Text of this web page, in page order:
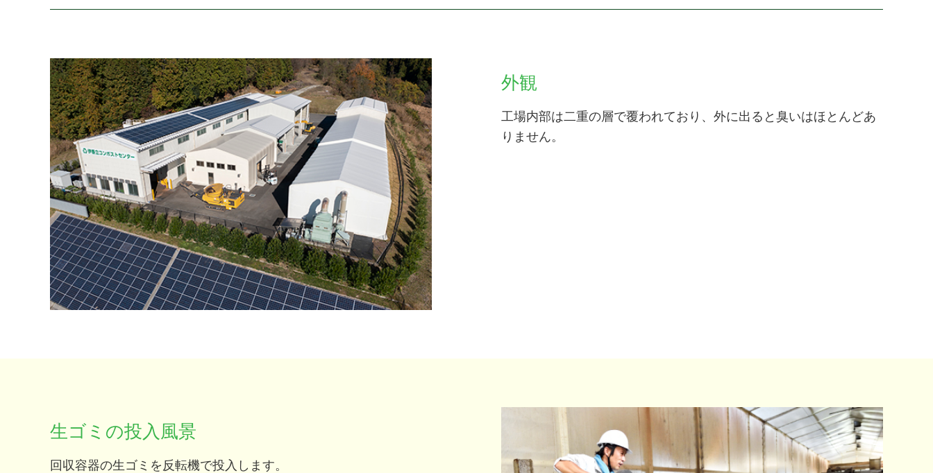
外観
工場内部は二重の層で覆われており、外に出ると臭いはほとんどあ
りません。
生ゴミの投入風景
回収容器の生ゴミを反転機で投入します。